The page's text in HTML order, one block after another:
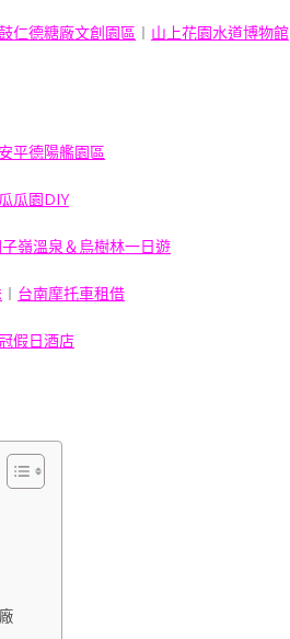
仁德糖廠文創園區 ︱ 山上花園水道博物館
平德陽艦園區
瓜園DIY
嶺溫泉＆烏樹林一日遊
︱ 台南摩托車租借
假日酒店